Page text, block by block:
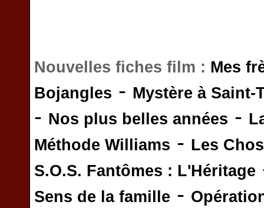
Nouvelles fiches film : Mes
Bojangles - Mystère à Saint-
- Nos plus belles années -
Méthode Williams - Les
S.O.S. Fantômes : L'Héritage
Sens de la famille -